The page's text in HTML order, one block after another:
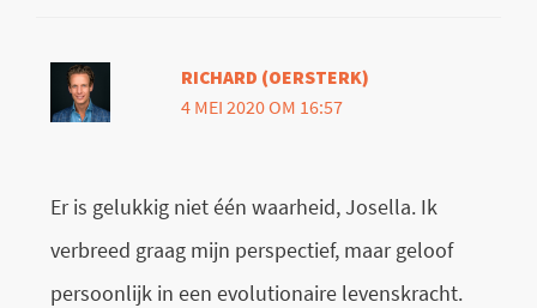
RICHARD (OERSTERK)
4 MEI 2020 OM 16:57
Er is gelukkig niet één waarheid, Josella. Ik
verbreed graag mijn perspectief, maar geloof
persoonlijk in een evolutionaire levenskracht.